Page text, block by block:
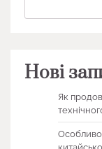
Нові
Як